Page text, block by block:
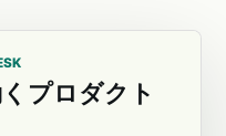
プロダクト